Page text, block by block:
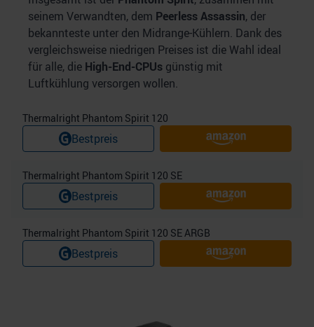
seinem Verwandten, dem Peerless Assassin, der
bekannteste unter den Midrange-Kühlern. Dank des
vergleichsweise niedrigen Preises ist die Wahl ideal
für alle, die High-End-CPUs günstig mit
Luftkühlung versorgen wollen.
Thermalright Phantom Spirit 120
Bestpreis
Thermalright Phantom Spirit 120 SE
Bestpreis
Thermalright Phantom Spirit 120 SE ARGB
Bestpreis